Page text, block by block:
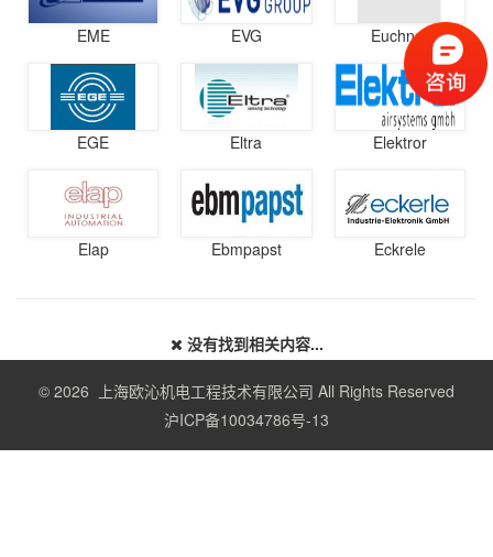
EME EVG Euchner
EGE Eltra Elektror
Elap Ebmpapst Eckrele
没有找到相关内容...
© 2026 上海欧沁机电工程技术有限公司 All Rights Reserved
沪ICP备10034786号-13